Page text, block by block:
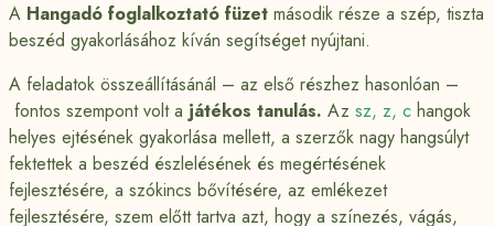
A Hangadó foglalkoztató füzet második része a szép, tiszta
beszéd gyakorlásához kíván segítséget nyújtani.
A feladatok összeállításánál – az első részhez hasonlóan –
fontos szempont volt a játékos tanulás. Az sz, z, c hangok
helyes ejtésének gyakorlása mellett, a szerzők nagy hangsúlyt
fektettek a beszéd észlelésének és megértésének
fejlesztésére, a szókincs bővítésére, az emlékezet
fejlesztésére, szem előtt tartva azt, hogy a színezés, vágás,